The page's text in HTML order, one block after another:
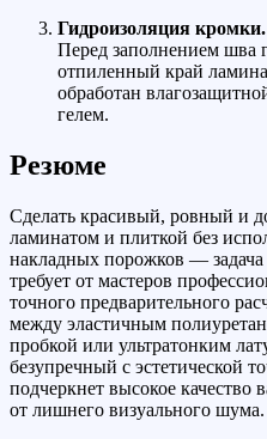
Гидроизоляция кромки.
Перед заполнением шва
отпиленный край
обработан
гелем.
Резюме
Сделать красивый, ровный и
ламинатом и плиткой без
накладных порожков —
требует от мастеров
точного предварительного
между эластичным
пробкой или ультратонким
безупречный с эстетической
подчеркнет высокое качество
от лишнего визуального шума.